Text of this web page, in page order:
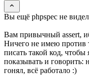
Вы ещё phpspec не
Вам привычный assert,
Ничего не имею против
писать такой код, чтобы
показывать и говорить:
гонял, всё работало :)